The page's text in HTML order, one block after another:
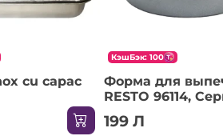
cu capac
КэшБэк: 100
Форма для
RESTO 96114,
199 Л